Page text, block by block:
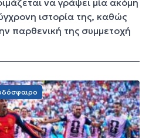
ιστορία της, καθώς
παρθενική της συμμετοχή